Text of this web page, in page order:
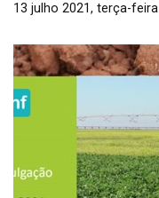
13 julho 2021, terça-feira